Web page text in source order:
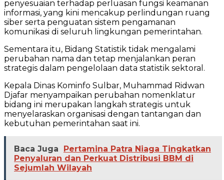
penyesuaian terhadap perluasan fungsi keamanan
informasi, yang kini mencakup perlindungan ruang
siber serta penguatan sistem pengamanan
komunikasi di seluruh lingkungan pemerintahan.
Sementara itu, Bidang Statistik tidak mengalami
perubahan nama dan tetap menjalankan peran
strategis dalam pengelolaan data statistik sektoral.
Kepala Dinas Kominfo Sulbar, Muhammad Ridwan
Djafar menyampaikan perubahan nomenklatur
bidang ini merupakan langkah strategis untuk
menyelaraskan organisasi dengan tantangan dan
kebutuhan pemerintahan saat ini.
Baca Juga
Pertamina Patra Niaga Tingkatkan
Penyaluran dan Perkuat Distribusi BBM di
Sejumlah Wilayah